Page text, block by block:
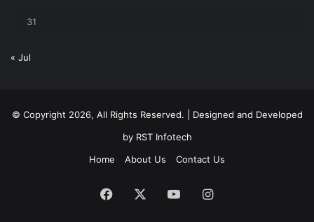
31
« Jul
© Copyright 2026, All Rights Reserved. | Designed and Developed
byRST Infotech
Home
About Us Contact Us
Facebook YouTubeInstagram